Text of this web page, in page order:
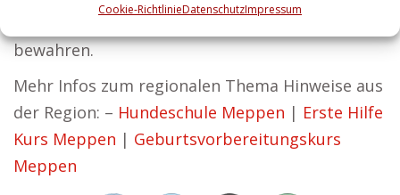
Cookie-RichtlinieDatenschutzImpressum
Mitarbeiter zu schützen und Ihre Werte zu
bewahren.
Mehr Infos zum regionalen Thema Hinweise aus
der Region: – Hundeschule Meppen | Erste Hilfe
Kurs Meppen | Geburtsvorbereitungskurs
Meppen